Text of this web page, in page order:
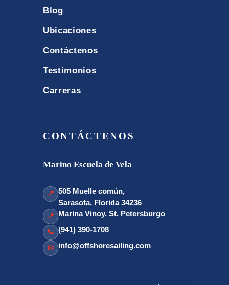
Blog
Ubicaciones
Contáctenos
Testimonios
Carreras
CONTÁCTENOS
Marino Escuela de Vela
📍 505 Muelle común,
Sarasota, Florida 34236
📍 Marina Vinoy, St. Petersburgo
📞 (941) 390-1708
✉ info@offshoresailing.com